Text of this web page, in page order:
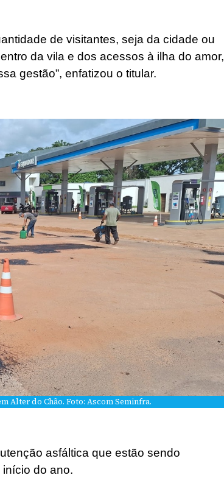
de visitantes, seja da cidade ou
da vila e dos acessos à ilha do amor,
gestão”, enfatizou o titular.
Alter do Chão. Foto: Ascom Seminfra.
asfáltica que estão sendo
do ano.